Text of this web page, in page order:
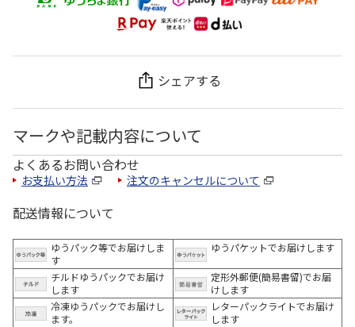
シェアする
マークや記載内容について
よくあるお問い合わせ
お支払い方法 注文のキャンセルについて
配送情報について
ゆうパック等でお届けしま
す
ゆうパケットでお届けします
チルドゆうパックでお届け
します
定形外郵便(簡易書留)でお届
けします
冷凍ゆうパックでお届けし
ます。
レターパックライトでお届け
します